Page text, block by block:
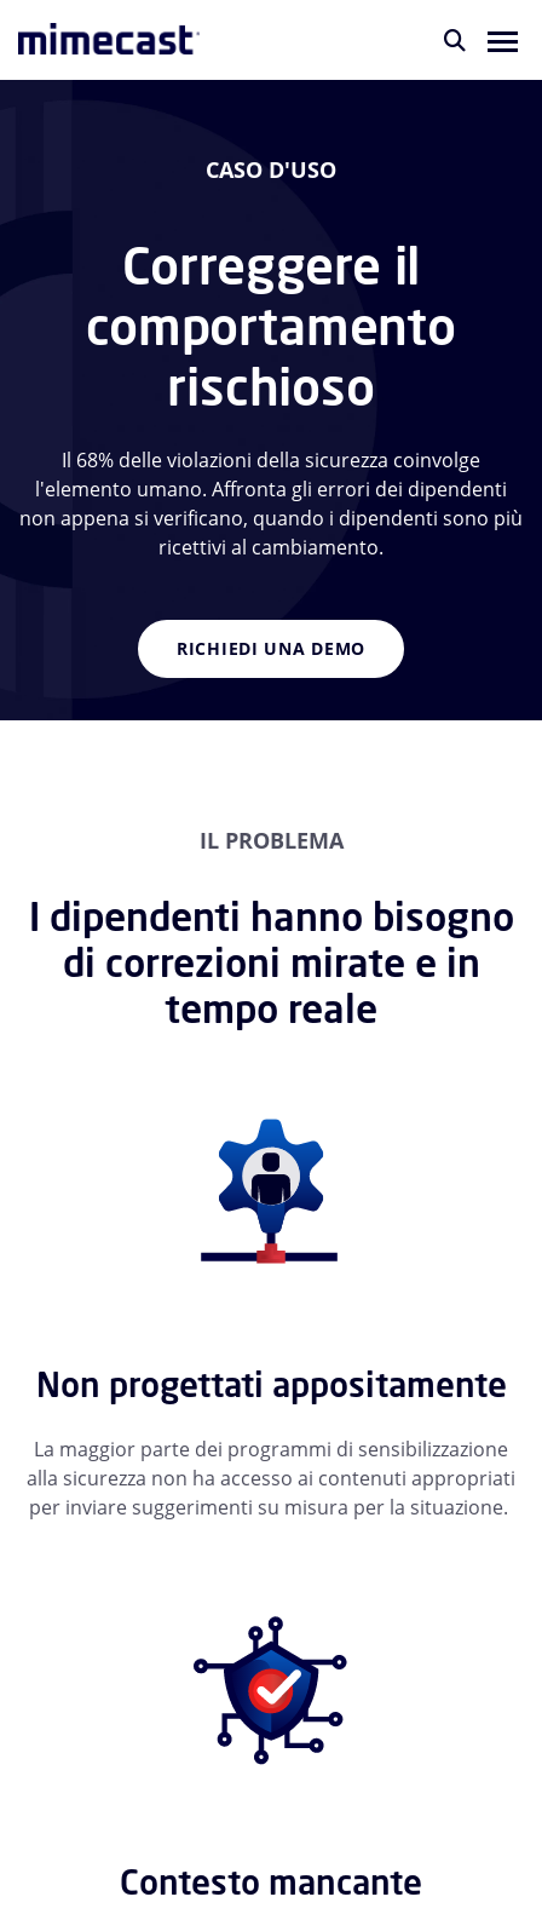
CASO D'USO
Correggere il
comportamento
rischioso
Il 68% delle violazioni della sicurezza coinvolge
l'elemento umano. Affronta gli errori dei dipendenti
non appena si verificano, quando i dipendenti sono più
ricettivi al cambiamento.
RICHIEDI UNA DEMO
IL PROBLEMA
I dipendenti hanno bisogno
di correzioni mirate e in
tempo reale
Non progettati appositamente
La maggior parte dei programmi di sensibilizzazione
alla sicurezza non ha accesso ai contenuti appropriati
per inviare suggerimenti su misura per la situazione.
Contesto mancante